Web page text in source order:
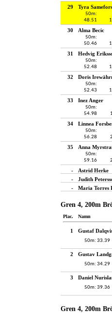
29 Tyra Samefors
50m:
48.51
30 Alma Becic
50m:
50.46
31 Hedvig
50m:
52.48
32 Doris
50m:
52.43
33 Inez Anger
50m:
54.98
34 Linnea
50m:
56.28
35 Anna
50m:
59.16
- Astrid Herke
-
Judith
-
Maria Torres
Gren 4, 200m
Plac. Namn
1 Gustaf
50m: 33.39
2 Gustav
50m: 34.29
3 Daniel
50m: 39.36
Gren 4, 200m